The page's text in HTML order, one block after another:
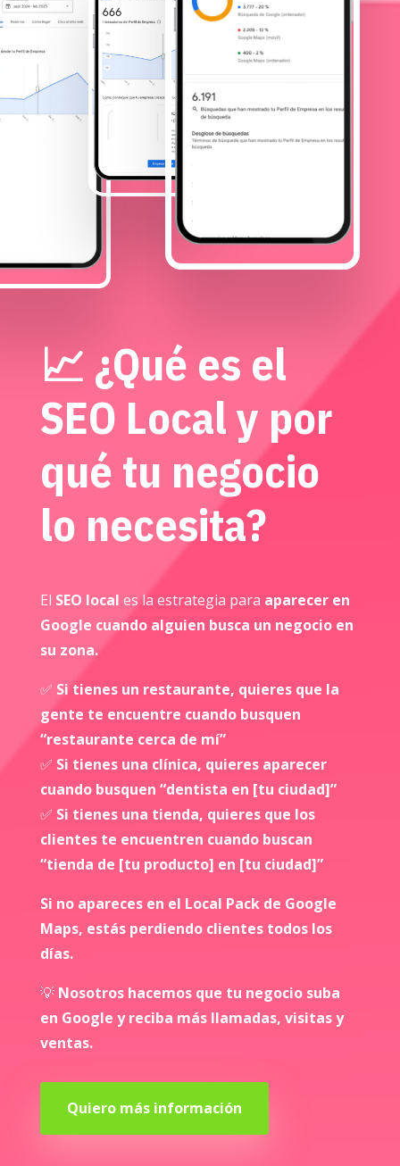
📈 ¿Qué es el
SEO Local y por
qué tu negocio
lo necesita?
El SEO local es la estrategia para aparecer en
Google cuando alguien busca un negocio en
su zona.
✅ Si tienes un restaurante, quieres que la
gente te encuentre cuando busquen
“restaurante cerca de mí”
✅ Si tienes una clínica, quieres aparecer
cuando busquen “dentista en [tu ciudad]”
✅ Si tienes una tienda, quieres que los
clientes te encuentren cuando buscan
“tienda de [tu producto] en [tu ciudad]”
Si no apareces en el Local Pack de Google
Maps, estás perdiendo clientes todos los
días.
💡 Nosotros hacemos que tu negocio suba
en Google y reciba más llamadas, visitas y
ventas.
Quiero más información